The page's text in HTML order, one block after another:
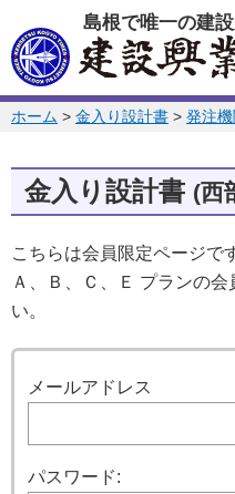
このページの本文へ
島根で唯一の建
このページの位置:
ホーム > 金入り設計書 > 発注機
金入り設計書 (西
こちらは会員限定ページで
Ａ、Ｂ、Ｃ、Ｅ プランの
い。
メールアドレス
パスワード: